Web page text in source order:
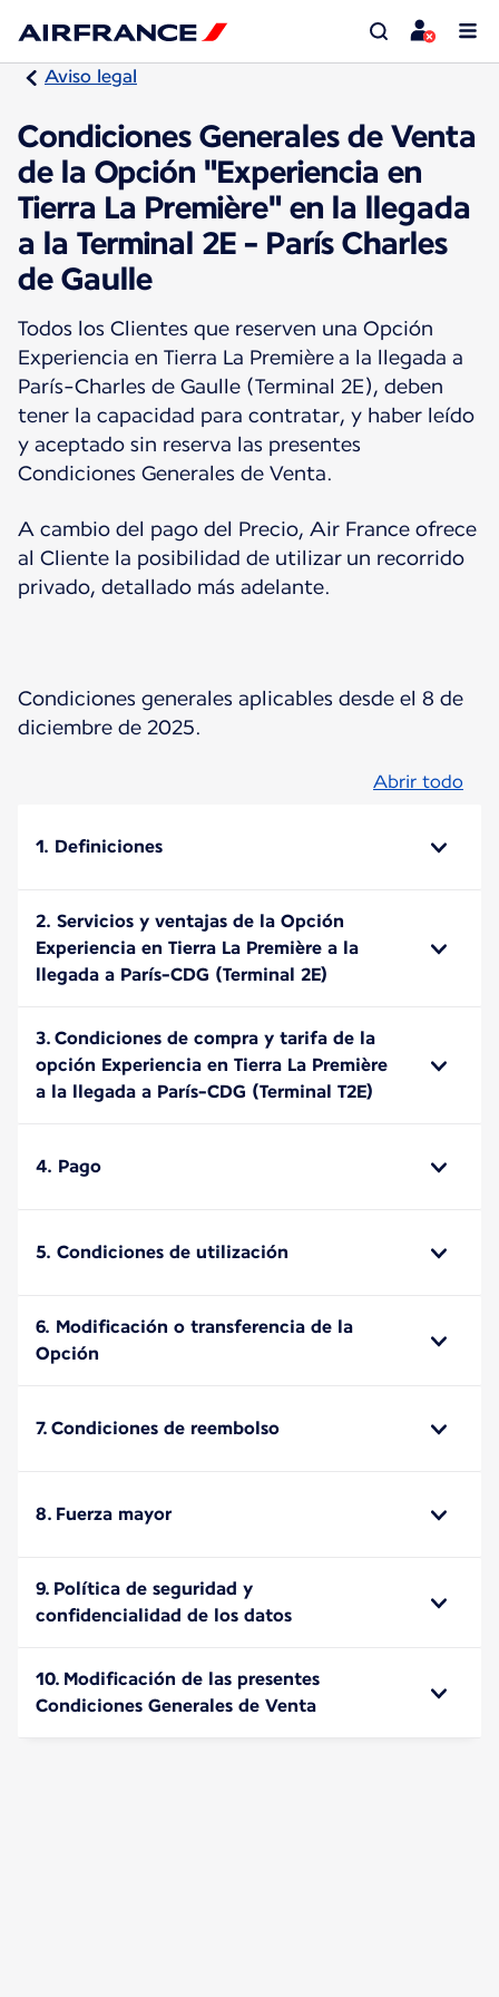
Aviso legal
Condiciones Generales de Venta
de la Opción "Experiencia en
Tierra La Première" en la llegada
a la Terminal 2E - París Charles
de Gaulle
Todos los Clientes que reserven una Opción
Experiencia en Tierra La Première a la llegada a
París-Charles de Gaulle (Terminal 2E), deben
tener la capacidad para contratar, y haber leído
y aceptado sin reserva las presentes
Condiciones Generales de Venta.
A cambio del pago del Precio, Air France ofrece
al Cliente la posibilidad de utilizar un recorrido
privado, detallado más adelante.
Condiciones generales aplicables desde el 8 de
diciembre de 2025.
Abrir todo
1. Definiciones
2. Servicios y ventajas de la Opción
Experiencia en Tierra La Première a la
llegada a París-CDG (Terminal 2E)
3. Condiciones de compra y tarifa de la
opción Experiencia en Tierra La Première
a la llegada a París-CDG (Terminal T2E)
4. Pago
5. Condiciones de utilización
6. Modificación o transferencia de la
Opción
7. Condiciones de reembolso
8. Fuerza mayor
9. Política de seguridad y
confidencialidad de los datos
10. Modificación de las presentes
Condiciones Generales de Venta